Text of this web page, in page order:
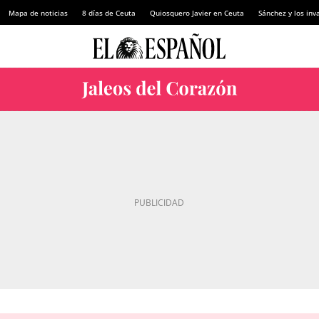
Mapa de noticias 8 días de Ceuta Quiosquero Javier en Ceuta Sánchez y los